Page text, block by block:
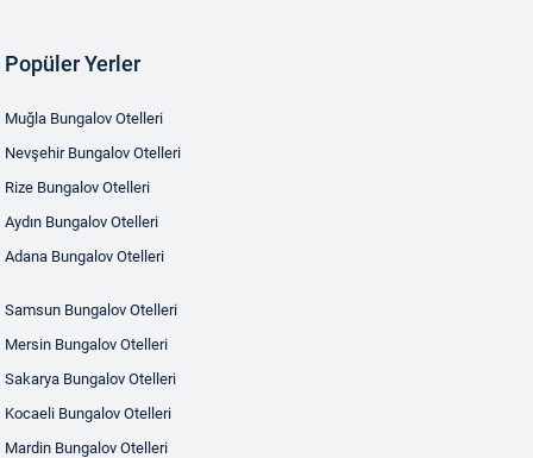
Popüler Yerler
Muğla Bungalov Otelleri
Nevşehir Bungalov Otelleri
Rize Bungalov Otelleri
Aydın Bungalov Otelleri
Adana Bungalov Otelleri
Samsun Bungalov Otelleri
Mersin Bungalov Otelleri
Sakarya Bungalov Otelleri
Kocaeli Bungalov Otelleri
Mardin Bungalov Otelleri